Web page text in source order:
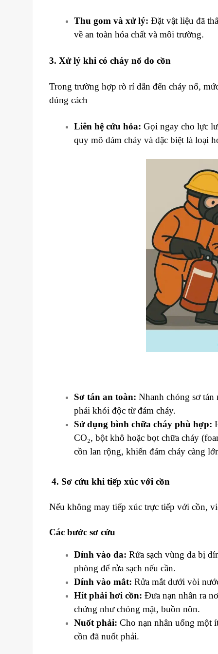
Thu gom và xử lý: Đặt vật liệu đã
về an toàn hóa chất và môi trường.
3. Xử lý khi có cháy nổ do cồn
Trong trường hợp rò rỉ dẫn đến cháy nổ,
đúng cách
Liên hệ cứu hỏa: Gọi ngay cho lực
quy mô đám cháy và đặc biệt là loại
Sơ tán an toàn: Nhanh chóng sơ
phải khói độc từ đám cháy.
Sử dụng bình chữa cháy phù hợp:
CO₂, bột khô hoặc bọt chữa cháy
cồn lan rộng, khiến đám cháy càng
4. Sơ cứu khi tiếp xúc với cồn
Nếu không may tiếp xúc trực tiếp với cồn,
Các bước sơ cứu
Dính vào da: Rửa sạch vùng da bị
phòng để rửa sạch nếu cần.
Dính vào mắt: Rửa mắt dưới vòi
Hít phải hơi cồn: Đưa nạn nhân ra
chứng như chóng mặt, buồn nôn.
Nuốt phải: Cho nạn nhân uống một
cồn đã nuốt phải.